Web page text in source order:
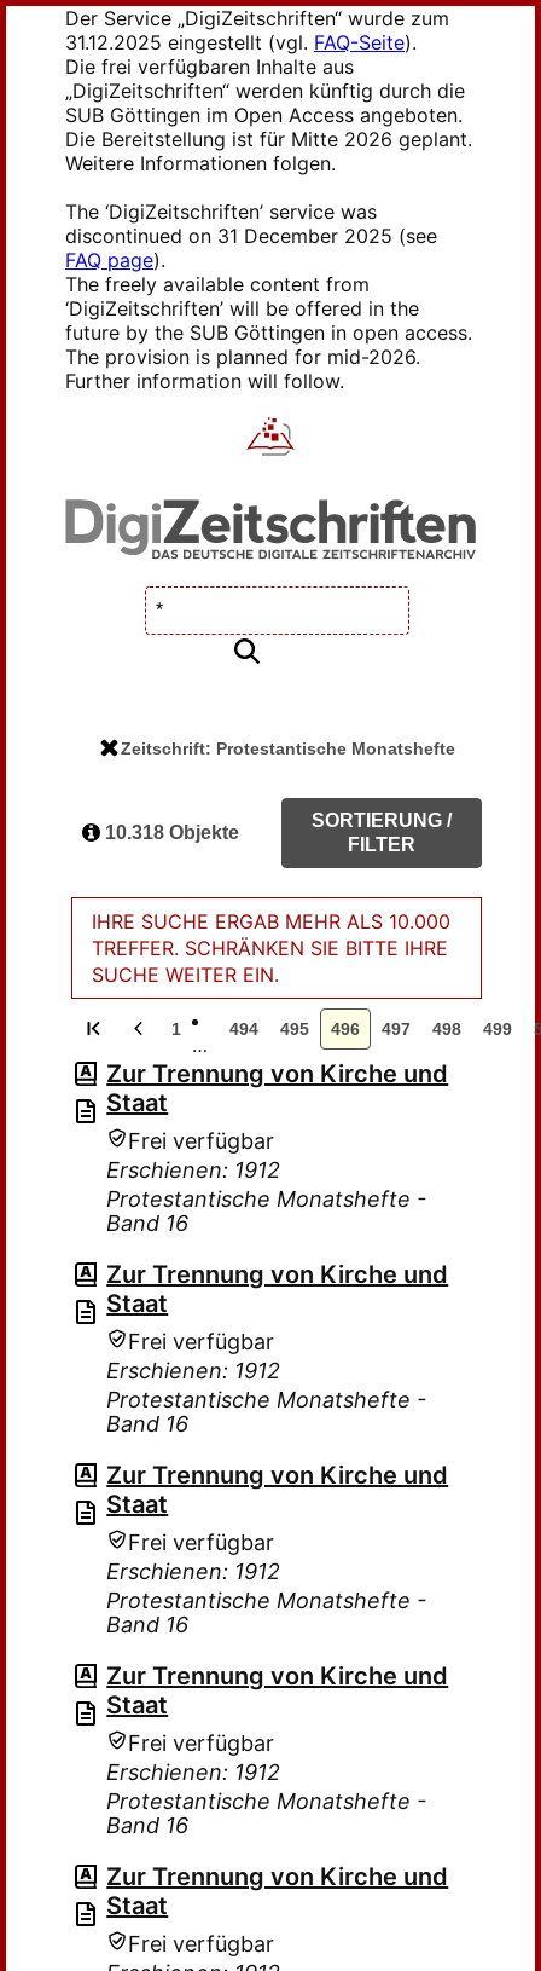
Der Service „DigiZeitschriften“ wurde zum
31.12.2025 eingestellt (vgl. FAQ-Seite).
Die frei verfügbaren Inhalte aus
„DigiZeitschriften“ werden künftig durch die
SUB Göttingen im Open Access angeboten.
Die Bereitstellung ist für Mitte 2026 geplant.
Weitere Informationen folgen.
The ‘DigiZeitschriften’ service was
discontinued on 31 December 2025 (see
FAQ page).
The freely available content from
‘DigiZeitschriften’ will be offered in the
future by the SUB Göttingen in open access.
The provision is planned for mid-2026.
Further information will follow.
Zeitschrift: Protestantische Monatshefte
10.318 Objekte
SORTIERUNG /
FILTER
IHRE SUCHE ERGAB MEHR ALS 10.000
TREFFER. SCHRÄNKEN SIE BITTE IHRE
SUCHE WEITER EIN.
1
…
494 495 496 497 498 499
Zur Trennung von Kirche und
Staat
Frei verfügbar
Erschienen: 1912
Protestantische Monatshefte -
Band 16
Zur Trennung von Kirche und
Staat
Frei verfügbar
Erschienen: 1912
Protestantische Monatshefte -
Band 16
Zur Trennung von Kirche und
Staat
Frei verfügbar
Erschienen: 1912
Protestantische Monatshefte -
Band 16
Zur Trennung von Kirche und
Staat
Frei verfügbar
Erschienen: 1912
Protestantische Monatshefte -
Band 16
Zur Trennung von Kirche und
Staat
Frei verfügbar